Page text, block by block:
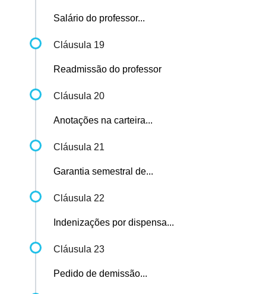
Salário do professor...
Cláusula 19
Readmissão do professor
Cláusula 20
Anotações na carteira...
Cláusula 21
Garantia semestral de...
Cláusula 22
Indenizações por dispensa...
Cláusula 23
Pedido de demissão...